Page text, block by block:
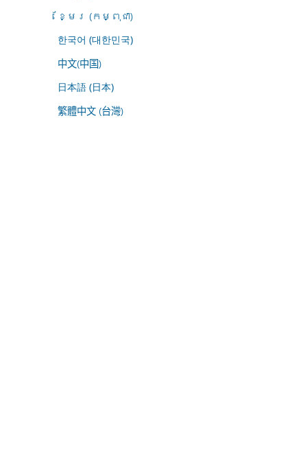
ខ្មែរ (កម្ពុជា)
한국어 (대한민국)
中文(中国)
日本語 (日本)
繁體中文 (台灣)